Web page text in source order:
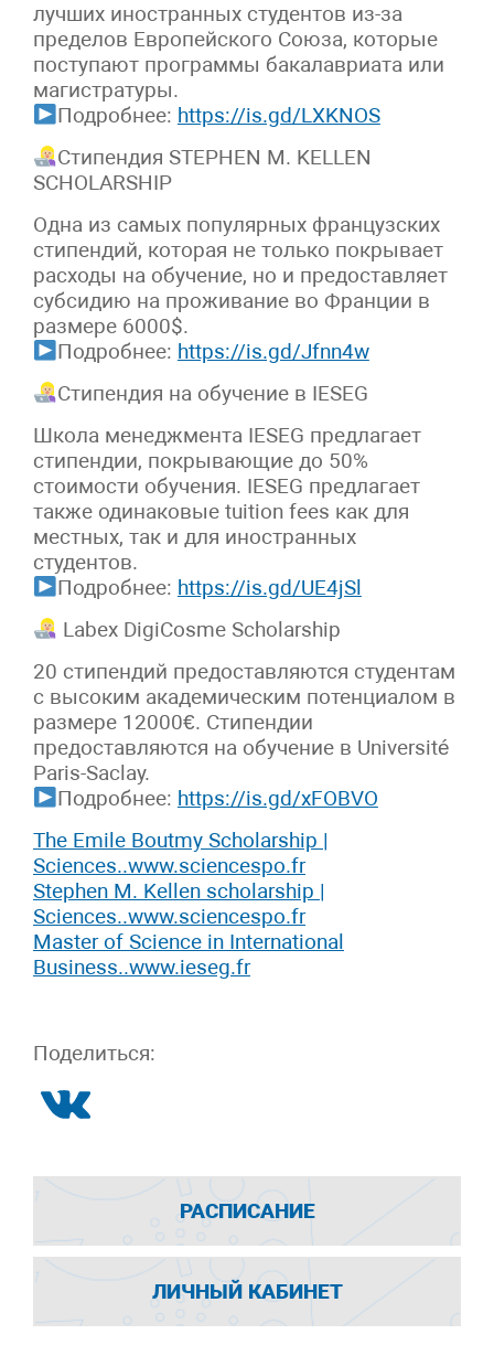
лучших иностранных студентов из-за
пределов Европейского Союза, которые
поступают программы бакалавриата или
магистратуры.
Подробнее: https://is.gd/LXKNOS
Стипендия STEPHEN M. KELLEN
SCHOLARSHIP
Одна из самых популярных французских
стипендий, которая не только покрывает
расходы на обучение, но и предоставляет
субсидию на проживание во Франции в
размере 6000$.
Подробнее: https://is.gd/Jfnn4w
Стипендия на обучение в IESEG
Школа менеджмента IESEG предлагает
стипендии, покрывающие до 50%
стоимости обучения. IESEG предлагает
также одинаковые tuition fees как для
местных, так и для иностранных
студентов.
Подробнее: https://is.gd/UE4jSl
Labex DigiCosme Scholarship
20 стипендий предоставляются студентам
с высоким академическим потенциалом в
размере 12000€. Стипендии
предоставляются на обучение в Université
Paris-Saclay.
Подробнее: https://is.gd/xFOBVO
The Emile Boutmy Scholarship |
Sciences..www.sciencespo.fr
Stephen M. Kellen scholarship |
Sciences..www.sciencespo.fr
Master of Science in International
Business..www.ieseg.fr
Поделиться:
РАСПИСАНИЕ
ЛИЧНЫЙ КАБИНЕТ